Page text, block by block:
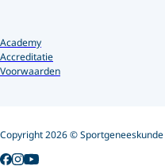
Academy
Accreditatie
Voorwaarden
Copyright 2026 ©
Follow us on Facebook
Follow us on Instagram
Follow us on YouTube